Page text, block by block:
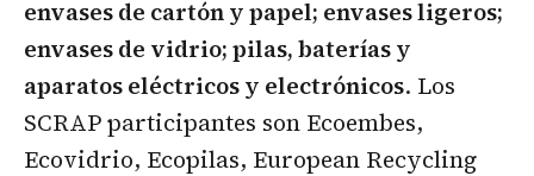
envases de cartón y papel; envases ligeros;
envases de vidrio; pilas, baterías y
aparatos eléctricos y electrónicos. Los
SCRAP participantes son Ecoembes,
Ecovidrio, Ecopilas, European Recycling